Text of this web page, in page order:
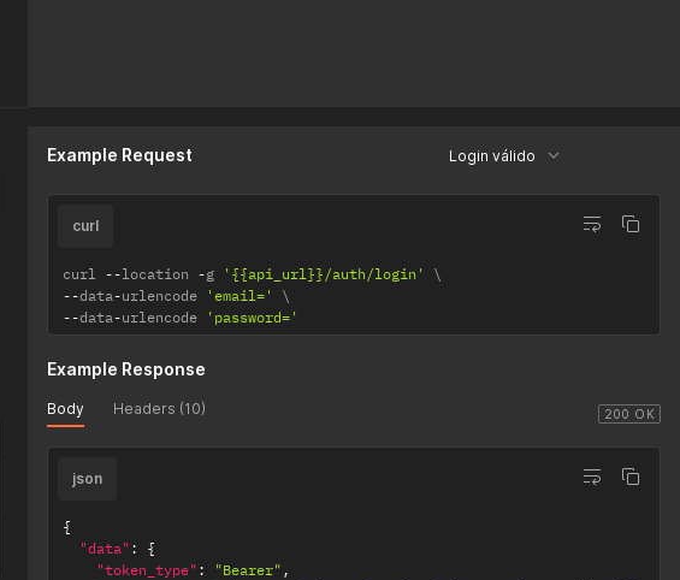
Example Request Login válido
curl
curl --location -g '{{api_url}}/auth/login'
--data-urlencode 'email='
--data-urlencode 'password='
200 OK
Example Response
Body Headers (10)
json
{
"data" :
{
"token_type" : "Bearer" ,